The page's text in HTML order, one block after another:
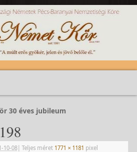
30 éves jubileum
10-08| Teljes méret 1771 × 1181 pixel